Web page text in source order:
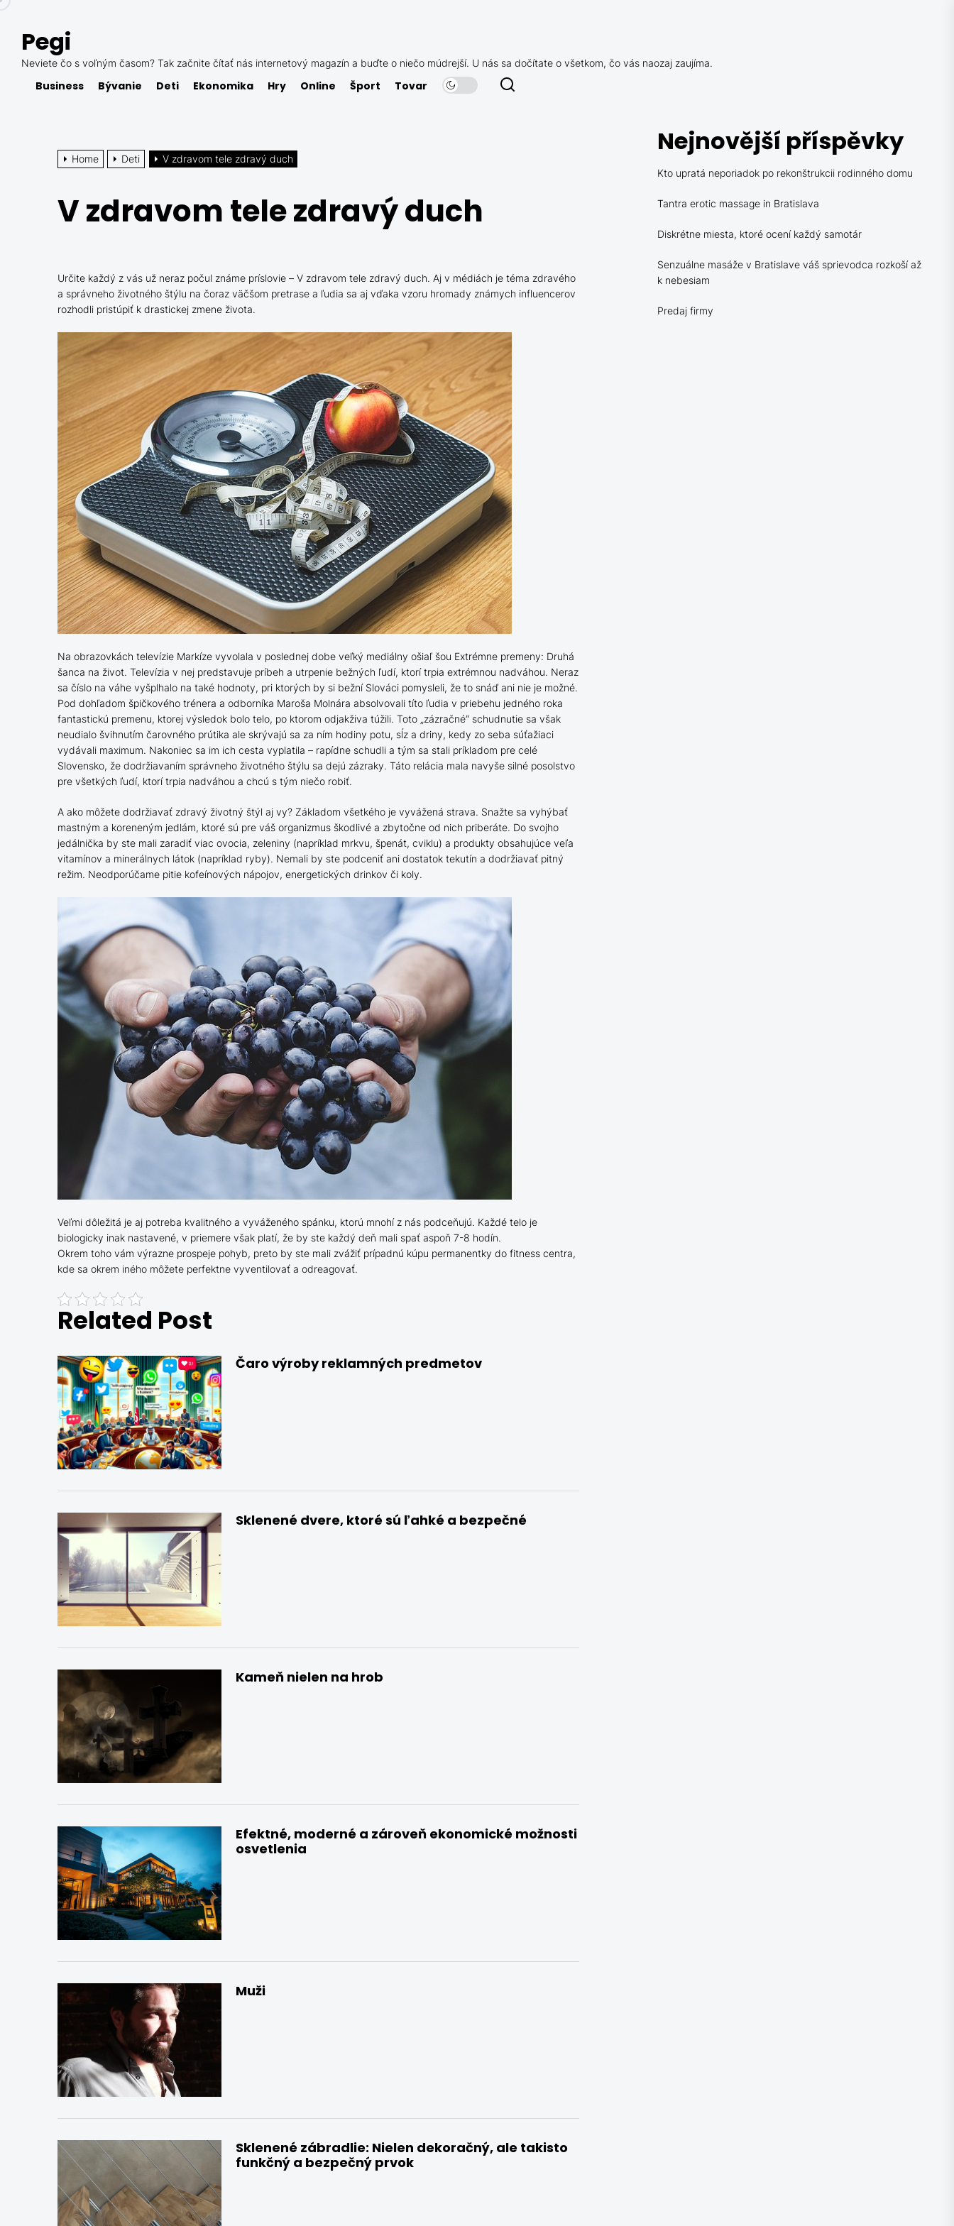
content
Pegi
Neviete čo s voľným časom? Tak začnite čítať nás internetový magazín a buďte o niečo múdrejší. U nás sa dočítate o všetkom, čo vás naozaj zaujíma.
Business Bývanie Deti Ekonomika Hry Online Šport Tovar
Home Deti V zdravom tele zdravý duch
V zdravom tele zdravý duch
Určite každý z vás už neraz počul známe príslovie – V zdravom tele zdravý duch. Aj v médiách je téma zdravého
a správneho životného štýlu na čoraz väčšom pretrase a ľudia sa aj vďaka vzoru hromady známych influencerov
rozhodli pristúpiť k drastickej zmene života.
Na obrazovkách televízie Markíze vyvolala v poslednej dobe veľký mediálny ošiaľ šou Extrémne premeny: Druhá
šanca na život. Televízia v nej predstavuje príbeh a utrpenie bežných ľudí, ktorí trpia extrémnou nadváhou. Neraz
sa číslo na váhe vyšplhalo na také hodnoty, pri ktorých by si bežní Slováci pomysleli, že to snáď ani nie je možné.
Pod dohľadom špičkového trénera a odborníka Maroša Molnára absolvovali títo ľudia v priebehu jedného roka
fantastickú premenu, ktorej výsledok bolo telo, po ktorom odjakživa túžili. Toto „zázračné“ schudnutie sa však
neudialo švihnutím čarovného prútika ale skrývajú sa za ním hodiny potu, sĺz a driny, kedy zo seba súťažiaci
vydávali maximum. Nakoniec sa im ich cesta vyplatila – rapídne schudli a tým sa stali príkladom pre celé
Slovensko, že dodržiavaním správneho životného štýlu sa dejú zázraky. Táto relácia mala navyše silné posolstvo
pre všetkých ľudí, ktorí trpia nadváhou a chcú s tým niečo robiť.
A ako môžete dodržiavať zdravý životný štýl aj vy? Základom všetkého je vyvážená strava. Snažte sa vyhýbať
mastným a koreneným jedlám, ktoré sú pre váš organizmus škodlivé a zbytočne od nich priberáte. Do svojho
jedálnička by ste mali zaradiť viac ovocia, zeleniny (napríklad mrkvu, špenát, cviklu) a produkty obsahujúce veľa
vitamínov a minerálnych látok (napríklad ryby). Nemali by ste podceniť ani dostatok tekutín a dodržiavať pitný
režim. Neodporúčame pitie kofeínových nápojov, energetických drinkov či koly.
Veľmi dôležitá je aj potreba kvalitného a vyváženého spánku, ktorú mnohí z nás podceňujú. Každé telo je
biologicky inak nastavené, v priemere však platí, že by ste každý deň mali spať aspoň 7-8 hodín.
Okrem toho vám výrazne prospeje pohyb, preto by ste mali zvážiť prípadnú kúpu permanentky do fitness centra,
kde sa okrem iného môžete perfektne vyventilovať a odreagovať.
Related Post
Čaro výroby reklamných predmetov
Sklenené dvere, ktoré sú ľahké a bezpečné
Kameň nielen na hrob
Efektné, moderné a zároveň ekonomické možnosti
osvetlenia
Muži
Sklenené zábradlie: Nielen dekoračný, ale takisto
funkčný a bezpečný prvok
Nejnovější příspěvky
Kto upratá neporiadok po rekonštrukcii rodinného domu
Tantra erotic massage in Bratislava
Diskrétne miesta, ktoré ocení každý samotár
Senzuálne masáže v Bratislave váš sprievodca rozkoší až
k nebesiam
Predaj firmy